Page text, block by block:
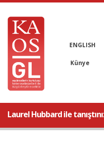
ENGLISH
Künye
Laurel Hubbard ile